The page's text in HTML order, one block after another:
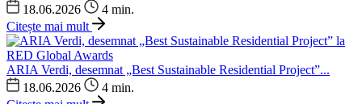
18.06.2026
4 min.
Citește mai mult
ARIA Verdi, desemnat „Best Sustainable Residential Project”...
18.06.2026
4 min.